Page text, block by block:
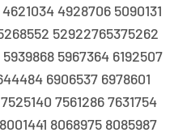
4928706 5090131
52922765375262
5967364 6192507
6906537 6978601
7561286 7631754
8068975 8085987